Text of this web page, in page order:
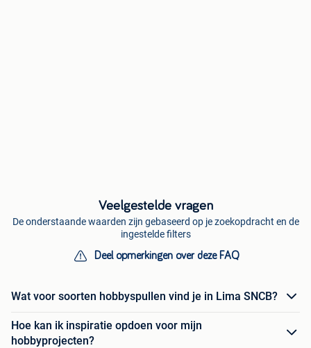
Veelgestelde vragen
De onderstaande waarden zijn gebaseerd op je zoekopdracht en de
ingestelde filters
Deel opmerkingen over deze FAQ
Wat voor soorten hobbyspullen vind je in Lima SNCB?
Hoe kan ik inspiratie opdoen voor mijn
hobbyprojecten?